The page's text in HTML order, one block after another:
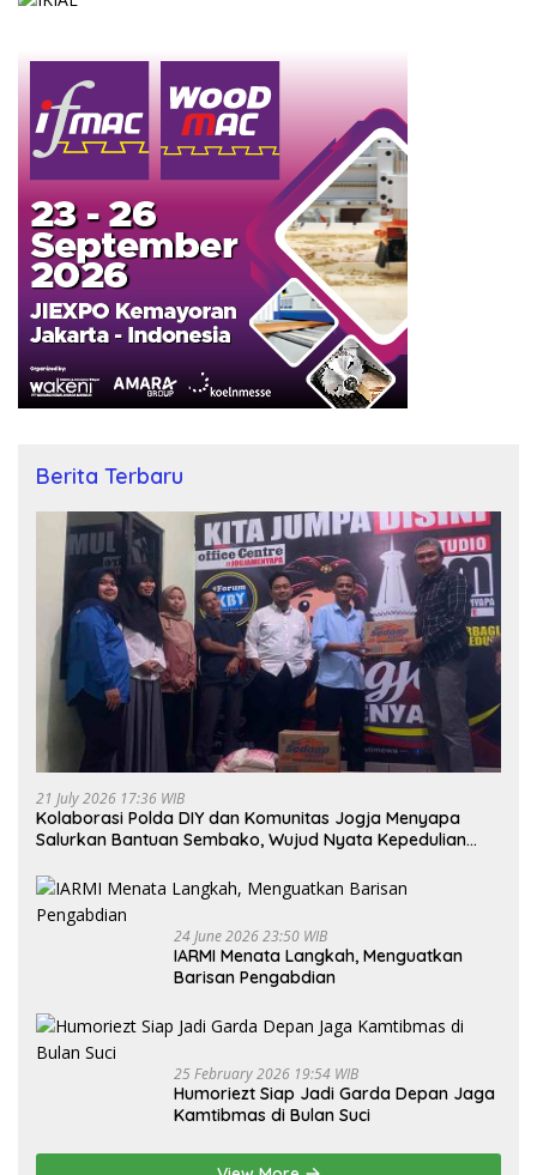
Berita Terbaru
21 July 2026 17:36 WIB
Kolaborasi Polda DIY dan Komunitas Jogja Menyapa
Salurkan Bantuan Sembako, Wujud Nyata Kepedulian
24 June 2026 23:50 WIB
IARMI Menata Langkah, Menguatkan
Barisan Pengabdian
25 February 2026 19:54 WIB
Humoriezt Siap Jadi Garda Depan Jaga
Kamtibmas di Bulan Suci